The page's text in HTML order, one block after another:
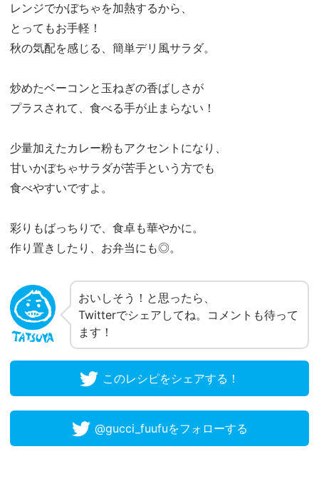
レンジでかぼちゃを加熱するから、
とってもお手軽！
秋の気配を感じる、簡単デリ風サラダ。
炒めたベーコンと玉ねぎの香ばしさが
プラスされて、食べる手が止まらない！
少量加えたカレー粉もアクセントになり、
甘いかぼちゃサラダが苦手という方でも
食べやすいですよ。
彩りもばっちりで、食卓も華やかに。
作り置きしたり、お弁当にも◎。
おいしそう！と思ったら、
Twitterでシェアしてね。コメントも待って
ます！
このレシピをシェアする！
@gucci_fuufuをフォローする